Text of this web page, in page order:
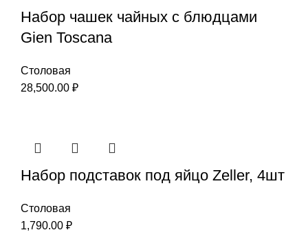
Набор чашек чайных с блюдцами
Gien Toscana
Столовая
28,500.00 ₽
Набор подставок под яйцо Zeller, 4шт
Столовая
1,790.00 ₽